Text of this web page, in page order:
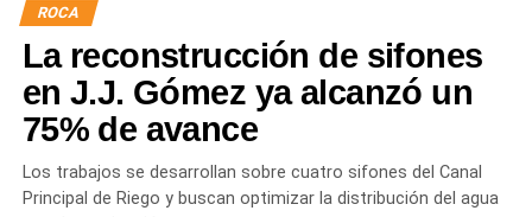
ROCA
La reconstrucción de sifones
en J.J. Gómez ya alcanzó un
75% de avance
Los trabajos se desarrollan sobre cuatro sifones del Canal
Principal de Riego y buscan optimizar la distribución del agua